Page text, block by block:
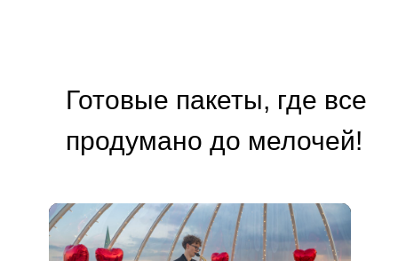
Готовые пакеты, где все
продумано до мелочей!